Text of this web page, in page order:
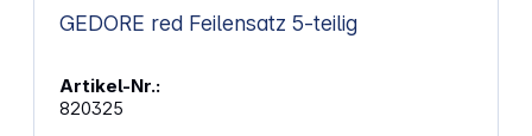
GEDORE red Feilensatz 5-teilig
Artikel-Nr.:
820325